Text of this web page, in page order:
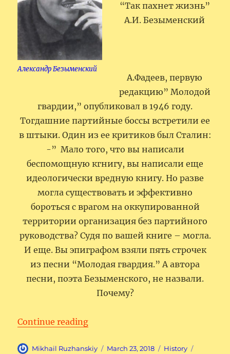
Александр Безыменский
“Так пахнет жизнь”
А.И. Безыменский
А.Фадеев, первую
редакцию” Молодой
гвардии,” опубликовал в 1946 году.
Тогдашние партийные боссы встретили ее
в штыки. Один из ее критиков был Сталин:
-” Мало того, что вы написали
беспомощную кгнигу, вы написали еще
идеологически вредную книгу. Но разве
могла существовать и эффективно
бороться с врагом на оккупированной
территории организация без партийного
руководства? Судя по вашей книге – могла.
И еще. Вы эпиграфом взяли пять строчек
из песни “Молодая гвардия.” А автора
песни, поэта Безыменского, не назвали.
Почему?
Continue reading“Сын революции- поэт,
Author
Mikhail Ruzhanskiy
Posted
March 23, 2018 Categories
History